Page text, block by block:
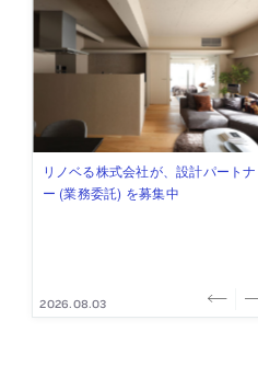
佐々木慧が主宰する「axonometric株
式会社」が、設計スタッフ（経験
2026.08.07
古民家を軸に全国で“価値循環の仕組
み”を作り、リモートワーク主体の働
2026.08.03
リノベる株式会社が、設計パートナ
ー (業務委託) を募集中
2026.08.03
社会への影響力のある建築を手掛
け、スタッフ同士で助け合う環境づ
2026.07.31
代官山を拠点に活動する「梅澤竜也 /
ALA INC.」が、設計スタッフ・アル
2026.07.30